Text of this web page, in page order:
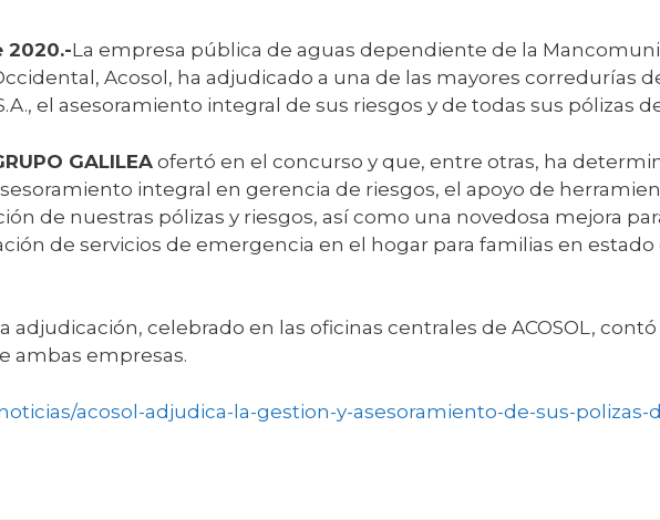
2020.-La empresa pública de aguas dependiente de la
Acosol, ha adjudicado a una de las mayores corredurías
el asesoramiento integral de sus riesgos y de todas sus pólizas
GALILEA ofertó en el concurso y que, entre otras, ha
integral en gerencia de riesgos, el apoyo de
de nuestras pólizas y riesgos, así como una novedosa mejora
de servicios de emergencia en el hogar para familias en
adjudicación, celebrado en las oficinas centrales de ACOSOL, contó
ambas empresas.
acosol-adjudica-la-gestion-y-asesoramiento-de-sus-polizas-